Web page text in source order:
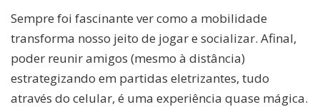
Sempre foi fascinante ver como a mobilidade
transforma nosso jeito de jogar e socializar. Afinal,
poder reunir amigos (mesmo à distância)
estrategizando em partidas eletrizantes, tudo
através do celular, é uma experiência quase mágica.